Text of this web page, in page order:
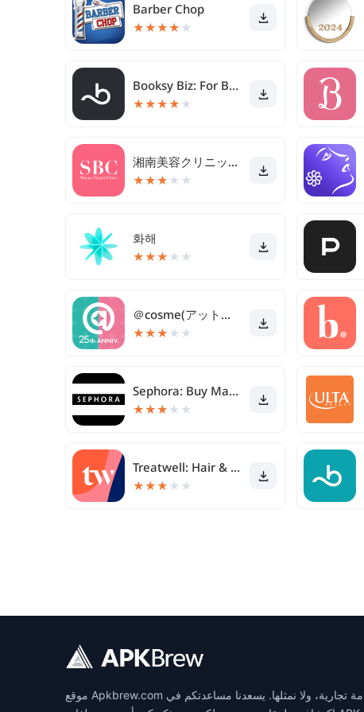
Barber Chop
★★★★ ★
Booksy Biz: For Businesses
★★★★ ★
湘南美容クリニック 公式アプリ
★★★ ★ ★
화해
★★★ ★ ★
＠cosme(アットコスメ)化粧品・コスメランキング&お買物
★★★ ★ ★
Sephora: Buy Makeup & Skincare
★★★ ★ ★
Treatwell: Hair & Beauty
★★★ ★ ★
موقع Apkbrew.com مشروع مستقل يديره فريق من المتحمسين الذين يعشقون استكشاف ومشاركة الأدوات الرقمية. من المهم التنويه بأننا لسنا تابعين لأي علامة تجارية، ولا نمثلها. يسعدنا مساعدتكم في